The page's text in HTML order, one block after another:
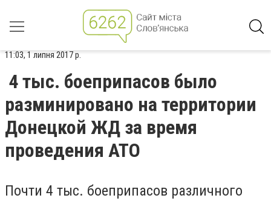
11:03, 1 липня 2017 р.
4 тыс. боеприпасов было
разминировано на территории
Донецкой ЖД за время
проведения АТО
Почти 4 тыс. боеприпасов различного